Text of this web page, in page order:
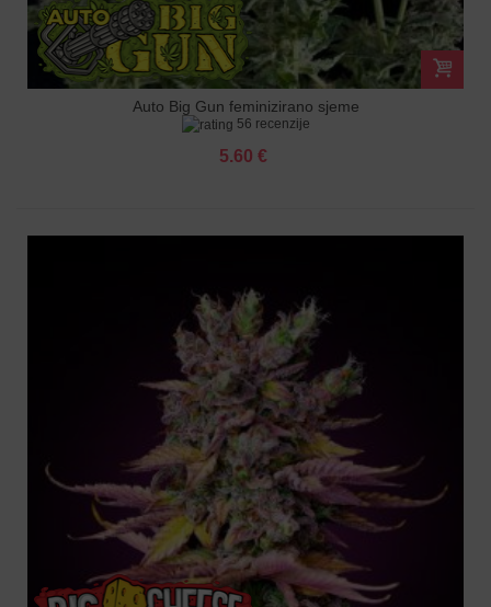
Auto Big Gun feminizirano sjeme
56 recenzije
5.60 €